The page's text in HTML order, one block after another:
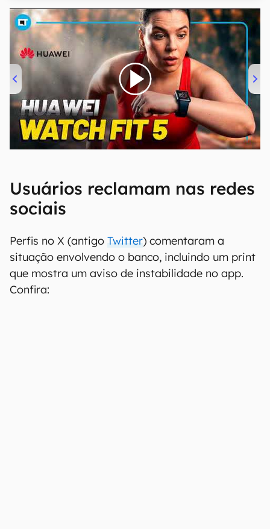
00:00/04:51
Usuários reclamam nas redes
sociais
Perfis no X (antigo Twitter) comentaram a
situação envolvendo o banco, incluindo um print
que mostra um aviso de instabilidade no app.
Confira: